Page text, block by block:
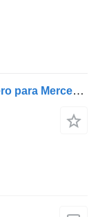
Mercedes-Benz 149 594-00 piloto trasero para Mercedes-Benz Citaro autobús